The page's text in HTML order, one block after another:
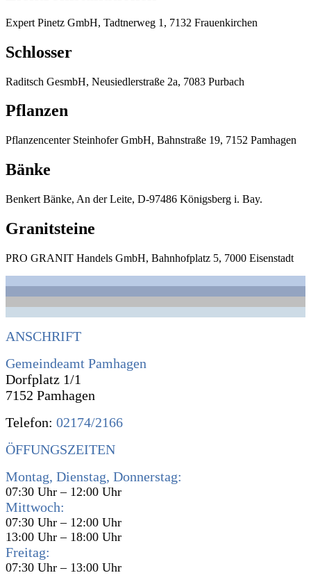
Expert Pinetz GmbH, Tadtnerweg 1, 7132 Frauenkirchen
Schlosser
Raditsch GesmbH, Neusiedlerstraße 2a, 7083 Purbach
Pflanzen
Pflanzencenter Steinhofer GmbH, Bahnstraße 19, 7152 Pamhagen
Bänke
Benkert Bänke, An der Leite, D-97486 Königsberg i. Bay.
Granitsteine
PRO GRANIT Handels GmbH, Bahnhofplatz 5, 7000 Eisenstadt
ANSCHRIFT
Gemeindeamt Pamhagen
Dorfplatz 1/1
7152 Pamhagen
Telefon: 02174/2166
ÖFFUNGSZEITEN
Montag, Dienstag, Donnerstag:
07:30 Uhr – 12:00 Uhr
Mittwoch:
07:30 Uhr – 12:00 Uhr
13:00 Uhr – 18:00 Uhr
Freitag:
07:30 Uhr – 13:00 Uhr